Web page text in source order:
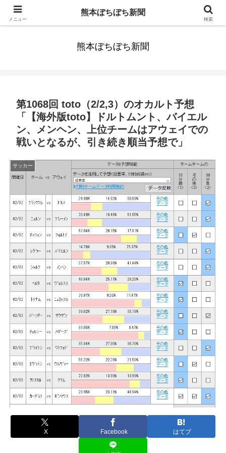
みんなまだ気づかずすごしていたんだわ。ずっといっしょに歩いてゆけるっ
熊本ぼちぼち新聞
第1068回 toto（2/2,3）のオカルト予想
「【海外版toto】ドルトムント、バイエル
ン、メンヘン、上位チームはアウェイでの
戦いとなるが、引き続き順当予想で」
サッカー
X Facebook はてブ
メニュー
熊本ぼちぼち新聞
検索